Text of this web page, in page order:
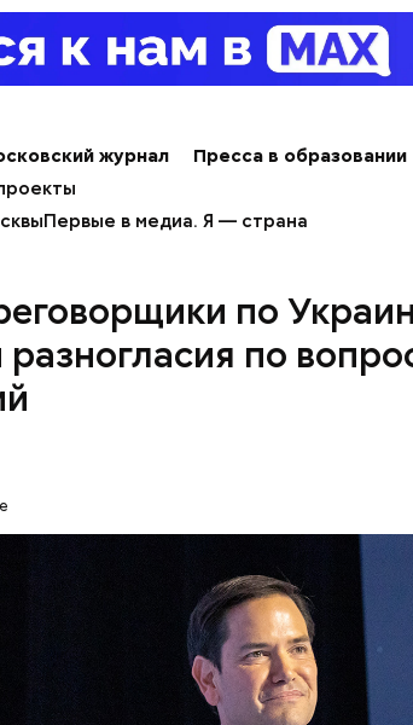
журнал
Пресса в образовании
Первые в медиа. Я — страна
по
по
называют из-за красного цвета
с кровью дракона. Они же
и красят ей ткань и волосы.